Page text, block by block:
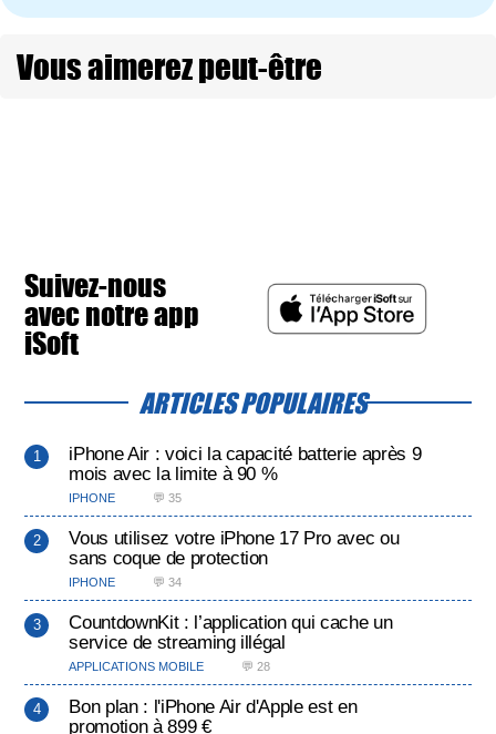
Vous aimerez peut-être
Suivez-nous
avec notre app
iSoft
ARTICLES POPULAIRES
iPhone Air : voici la capacité batterie après 9
mois avec la limite à 90 %
IPHONE 💬 35
Vous utilisez votre iPhone 17 Pro avec ou
sans coque de protection
IPHONE 💬 34
CountdownKit : l’application qui cache un
service de streaming illégal
APPLICATIONS MOBILE 💬 28
Bon plan : l'iPhone Air d'Apple est en
promotion à 899 €